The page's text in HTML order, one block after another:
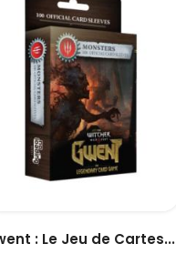
visibility
: Le Jeu de Cartes...